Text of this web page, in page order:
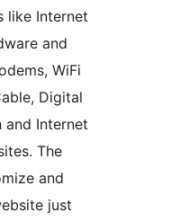
like Internet
and
WiFi
Digital
and Internet
The
and
just